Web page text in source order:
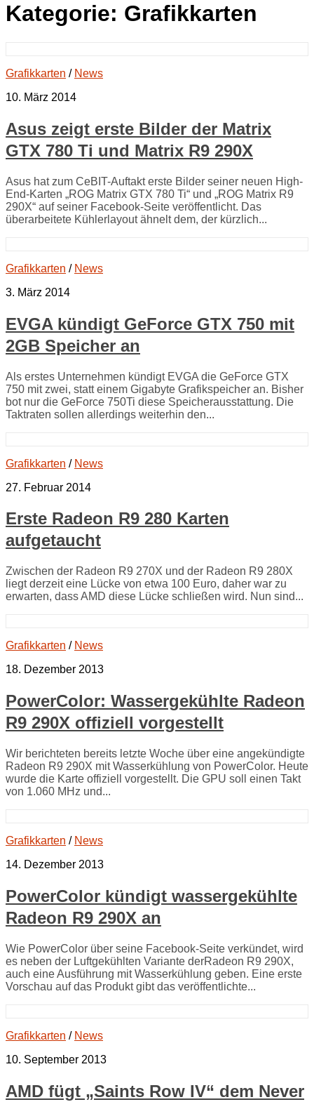
Kategorie: Grafikkarten
Grafikkarten / News
10. März 2014
Asus zeigt erste Bilder der Matrix
GTX 780 Ti und Matrix R9 290X
Asus hat zum CeBIT-Auftakt erste Bilder seiner neuen High-
End-Karten „ROG Matrix GTX 780 Ti“ und „ROG Matrix R9
290X“ auf seiner Facebook-Seite veröffentlicht. Das
überarbeitete Kühlerlayout ähnelt dem, der kürzlich...
Grafikkarten / News
3. März 2014
EVGA kündigt GeForce GTX 750 mit
2GB Speicher an
Als erstes Unternehmen kündigt EVGA die GeForce GTX
750 mit zwei, statt einem Gigabyte Grafikspeicher an. Bisher
bot nur die GeForce 750Ti diese Speicherausstattung. Die
Taktraten sollen allerdings weiterhin den...
Grafikkarten / News
27. Februar 2014
Erste Radeon R9 280 Karten
aufgetaucht
Zwischen der Radeon R9 270X und der Radeon R9 280X
liegt derzeit eine Lücke von etwa 100 Euro, daher war zu
erwarten, dass AMD diese Lücke schließen wird. Nun sind...
Grafikkarten / News
18. Dezember 2013
PowerColor: Wassergekühlte Radeon
R9 290X offiziell vorgestellt
Wir berichteten bereits letzte Woche über eine angekündigte
Radeon R9 290X mit Wasserkühlung von PowerColor. Heute
wurde die Karte offiziell vorgestellt. Die GPU soll einen Takt
von 1.060 MHz und...
Grafikkarten / News
14. Dezember 2013
PowerColor kündigt wassergekühlte
Radeon R9 290X an
Wie PowerColor über seine Facebook-Seite verkündet, wird
es neben der Luftgekühlten Variante derRadeon R9 290X,
auch eine Ausführung mit Wasserkühlung geben. Eine erste
Vorschau auf das Produkt gibt das veröffentlichte...
Grafikkarten / News
10. September 2013
AMD fügt „Saints Row IV“ dem Never